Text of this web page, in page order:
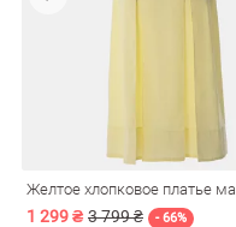
1 299 ₴ 3 799 ₴ - 66%